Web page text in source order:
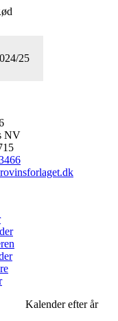
25
NV
Kalender efter år